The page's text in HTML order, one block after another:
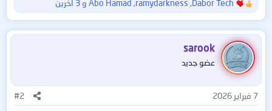
ل
ت
ف
ا
ع
ا
ت
Dabor Tech
,
ramydarkness
,
Abo Hamad و 3 آخرين
sarook
عضو جديد
7 فبراير 2026 #2